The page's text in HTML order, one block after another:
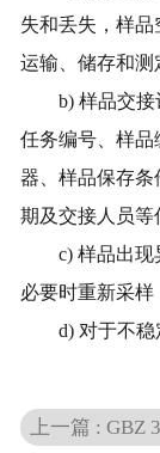
失和丢失，样品
运输、储存和测
b) 样品交接
任务编号、样
器、样品保存条
期及交接人员等
c) 样品出现
必要时重新采样
d) 对于不稳